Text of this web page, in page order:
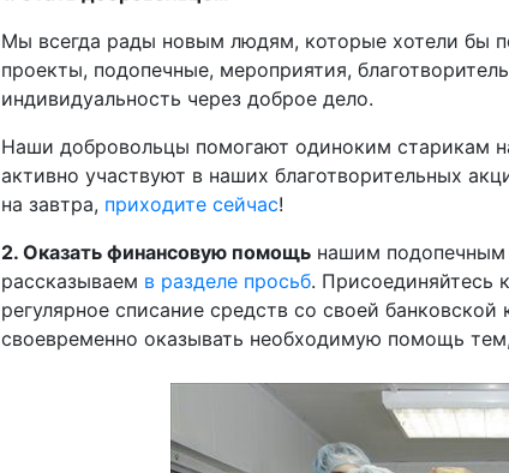
Мы всегда рады новым людям, которые хотели бы
проекты, подопечные, мероприятия,
индивидуальность через доброе дело.
Наши добровольцы помогают одиноким старикам
активно участвуют в наших благотворительных
на завтра, приходите сейчас!
2. Оказать финансовую помощьнашим подопечным
рассказываем в разделе просьб. Присоединяйтесь
регулярное списание средств со своей
своевременно оказывать необходимую помощь